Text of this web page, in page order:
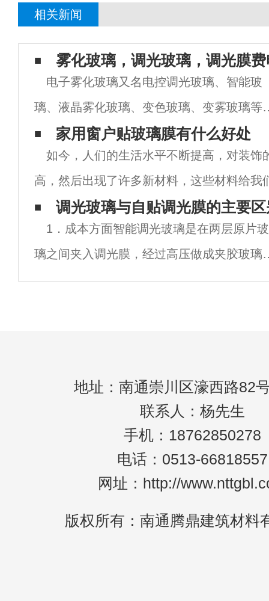
相关新闻
雾化玻璃，调光玻璃，调光膜
电子雾化玻璃又名电控调光玻璃、智能玻
璃、液晶雾化玻璃、变色玻璃、变雾玻璃等
是一款基于PDLC 液晶技术的高科技夹层玻
产品，通电透明，断电呈磨砂效果之灰白不
明状。电子雾化玻璃的原理：PDLC断电状
家用窗户贴玻璃膜有什么好处
如今，人们的生活水平不断提高，对装饰
高，然后出现了许多新材料，这些材料给我
極大的便利，即使是玻璃膜之一。玻璃膜可
常重要的材料，但很多人不知道贴窗玻璃膜
调光玻璃与自贴调光膜的主要
1．成本方面智能调光玻璃是在两层原片玻
璃之间夹入调光膜，经过高压做成夹胶玻璃
自贴调光膜是直接采用带背胶的ITO膜，制
地址：南通崇川区濠西路82
联系人：杨先生
手机：18762850278
电话：0513-66818557
网址：http://
版权所有：南通腾鼎建筑材料